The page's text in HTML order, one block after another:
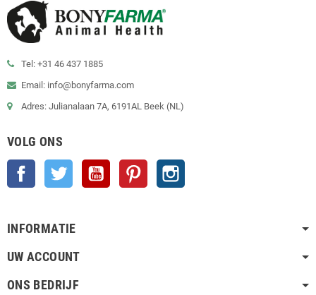
Tel: +31 46 437 1885
Email: info@bonyfarma.com
Adres: Julianalaan 7A, 6191AL Beek (NL)
VOLG ONS
Facebook Twitter YouTube Pinterest
INFORMATIE
UW ACCOUNT
ONS BEDRIJF